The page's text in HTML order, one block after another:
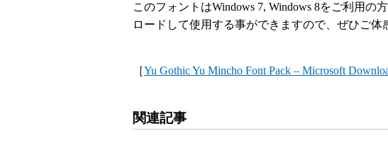
このフォントはWindows 7, Windows 8をご利用
ロードして使用する事ができますので、ぜひご体
［Yu Gothic Yu Mincho Font Pack – Microsoft
関連記事
動画